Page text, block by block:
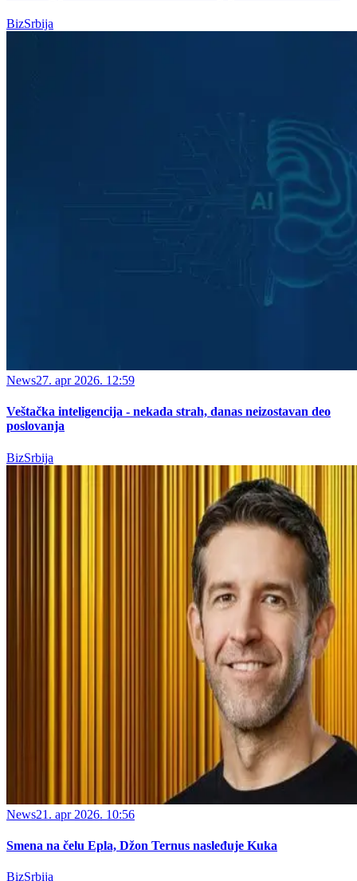
BizSrbija
News27. apr 2026. 12:59
Veštačka inteligencija - nekada strah, danas neizostavan deo
poslovanja
BizSrbija
News21. apr 2026. 10:56
Smena na čelu Epla, Džon Ternus nasleđuje Kuka
BizSrbija